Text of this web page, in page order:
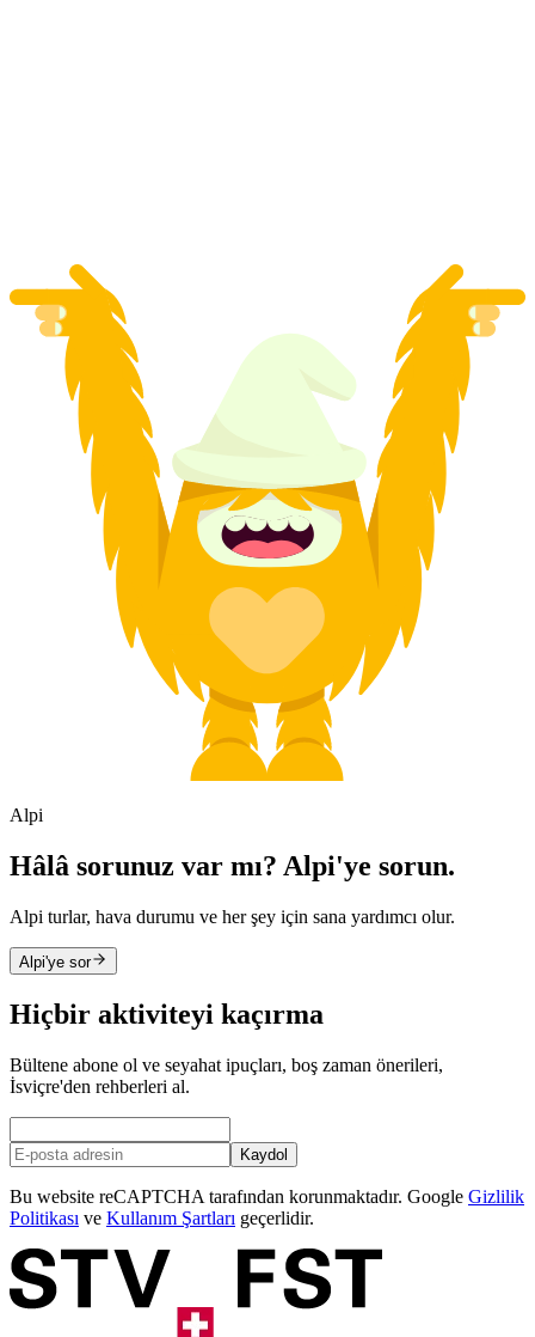
Alpi
Hâlâ sorunuz var mı? Alpi'ye sorun.
Alpi turlar, hava durumu ve her şey için sana yardımcı olur.
Alpi'ye sor
Hiçbir aktiviteyi kaçırma
Bültene abone ol ve seyahat ipuçları, boş zaman önerileri,
İsviçre'den rehberleri al.
Kaydol
Bu website reCAPTCHA tarafından korunmaktadır. Google Gizlilik
Politikası ve Kullanım Şartları geçerlidir.